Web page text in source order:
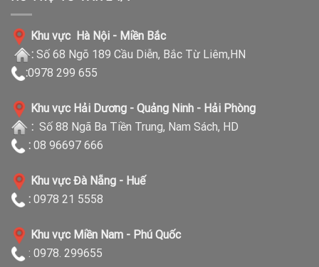
Khu vực Hà Nội - Miền Bắc
: Số 68 Ngõ 189 Cầu Diễn, Bắc Từ Liêm,HN
:0978 299 655
Khu vực Hải Dương - Quảng Ninh - Hải Phòng
: Số 88 Ngã Ba Tiền Trung, Nam Sách, HD
: 08 96697 666
Khu vực Đà Nẵng - Huế
: 0978 21 5558
Khu vực Miền Nam - Phú Quốc
: 0978. 299655